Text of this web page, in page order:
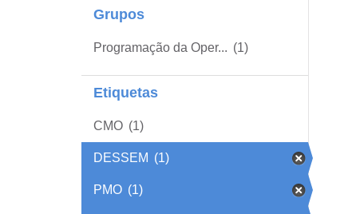
Grupos
Programação da Oper... (1)
Etiquetas
CMO (1)
DESSEM (1)
PMO (1)